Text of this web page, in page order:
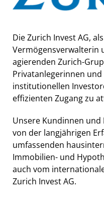
Die Zurich Invest AG,
Vermögensverwalterin
agierenden Zurich-
Privatanlegerinnen
institutionellen
effizienten Zugang zu
Unsere Kundinnen
von der langjährigen
umfassenden
Immobilien- und
auch vom
Zurich Invest AG.